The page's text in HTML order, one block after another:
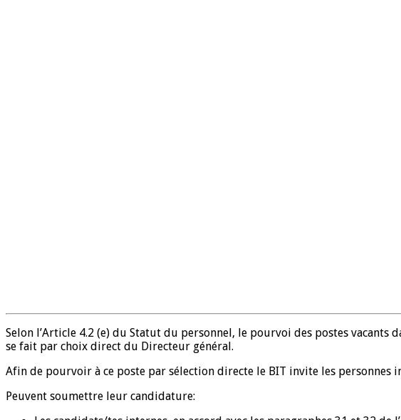
Selon l’Article 4.2 (e) du Statut du personnel, le pourvoi des postes vacants
se fait par choix direct du Directeur général.
Afin de pourvoir à ce poste par sélection directe le BIT invite les
Peuvent soumettre leur candidature: